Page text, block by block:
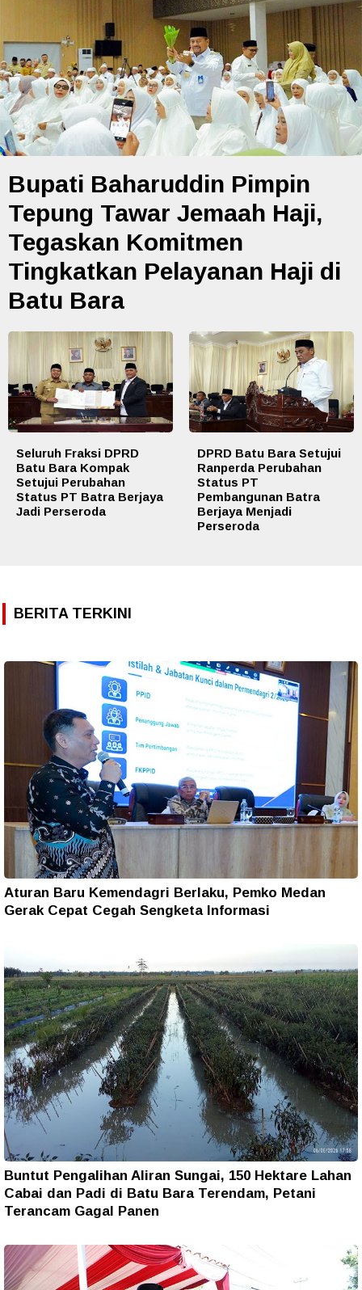
Bupati Baharuddin Pimpin
Tepung Tawar Jemaah Haji,
Tegaskan Komitmen
Tingkatkan Pelayanan Haji di
Batu Bara
Seluruh Fraksi DPRD
Batu Bara Kompak
Setujui Perubahan
Status PT Batra Berjaya
Jadi Perseroda
DPRD Batu Bara Setujui
Ranperda Perubahan
Status PT
Pembangunan Batra
Berjaya Menjadi
Perseroda
BERITA TERKINI
Aturan Baru Kemendagri Berlaku, Pemko Medan
Gerak Cepat Cegah Sengketa Informasi
Buntut Pengalihan Aliran Sungai, 150 Hektare Lahan
Cabai dan Padi di Batu Bara Terendam, Petani
Terancam Gagal Panen